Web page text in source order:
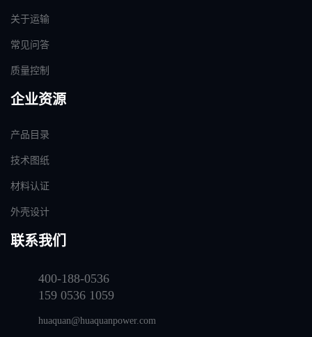
关于运输
常见问答
质量控制
企业资源
产品目录
技术图纸
材料认证
外壳设计
联系我们
400-188-0536
159 0536 1059
huaquan@huaquanpower.com